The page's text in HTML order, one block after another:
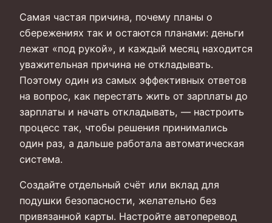
Самая частая причина, почему планы о
сбережениях так и остаются планами: деньги
лежат «под рукой», и каждый месяц находится
уважительная причина не откладывать.
Поэтому один из самых эффективных ответов
на вопрос, как перестать жить от зарплаты до
зарплаты и начать откладывать, — настроить
процесс так, чтобы решения принимались
один раз, а дальше работала автоматическая
система.
Создайте отдельный счёт или вклад для
подушки безопасности, желательно без
привязанной карты. Настройте автоперевод